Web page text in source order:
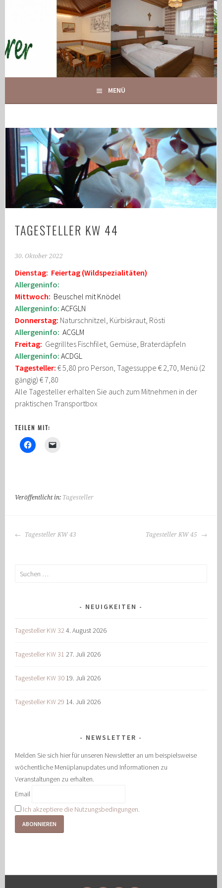
GASTHOF MAURER
IHR GASTHOF IN GLOGGNITZ
MENÜ
TAGESTELLER KW 44
30. Oktober 2022
Dienstag: Feiertag (Wildspezialitäten)
Allergeninfo:
Mittwoch: Beuschel mit Knödel
Allergeninfo:ACFGLN
Donnerstag: Naturschnitzel, Kürbiskraut, Rösti
Allergeninfo: ACGLM
Freitag: Gegrilltes Fischfilet, Gemüse, Braterdäpfeln
Allergeninfo:ACDGL
Tagesteller: € 5,80 pro Person, Tagessuppe € 2,70, Menü (2
gängig) € 7,80
Alle Tagesteller erhalten Sie auch zum Mitnehmen in der
praktischen Transportbox
TEILEN MIT:
Veröffentlicht in: Tagesteller
BEITRAGS-
Tagesteller KW 43 Tagesteller KW 45
Suchen
NEUIGKEITEN
Tagesteller KW 324. August 2026
Tagesteller KW 31 27. Juli 2026
Tagesteller KW 30 19. Juli 2026
Tagesteller KW 29 14. Juli 2026
NEWSLETTER
Melden Sie sich hier für unseren Newsletter an um beispielsweise
wöchentliche Menüplanupdates und Informationen zu
Veranstaltungen zu erhalten.
Email
Ich akzeptiere die Nutzungsbedingungen.